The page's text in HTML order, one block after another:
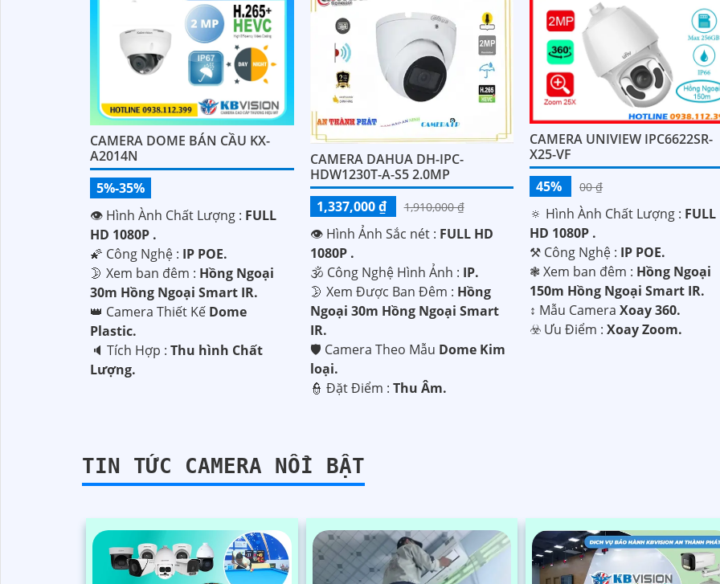
CAMERA DOME BÁN CẦU KX-
A2014N
5%-35%
👁 Hình Ành Chất Lượng : FULL
HD 1080P .
🌠 Công Nghệ : IP POE.
🌛 Xem ban đêm : Hồng Ngoại
30m Hồng Ngoại Smart IR.
👑 Camera Thiết Kế Dome
Plastic.
️🔈 Tích Hợp : Thu hình Chất
Lượng.
CAMERA DAHUA DH-IPC-
HDW1230T-A-S5 2.0MP
1,337,000 ₫
1,910,000 ₫
👁 Hình Ảnh Sắc nét : FULL HD
1080P .
🕉️ Công Nghệ Hình Ảnh : IP.
🌛 Xem Được Ban Đêm : Hồng
Ngoại 30m Hồng Ngoại Smart
IR.
🛡 Camera Theo Mẫu Dome Kim
loại.
️👮 Đặt Điểm : Thu Âm.
CAMERA UNIVIEW IPC6622SR-
X25-VF
45%
00 ₫
🔅 Hình Ành Chất Lượng : FULL
HD 1080P .
⚒ Công Nghệ : IP POE.
❃ Xem ban đêm : Hồng Ngoại
150m Hồng Ngoại Smart IR.
↕️ Mẫu CameraXoay 360.
️☣️ Ưu Điểm :Xoay Zoom.
TIN TỨC CAMERA NỔI BẬT